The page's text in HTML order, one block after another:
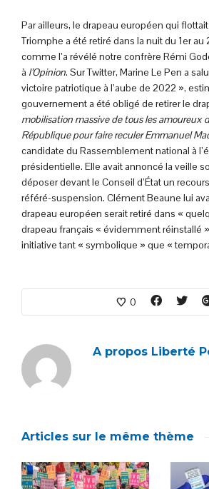
Par ailleurs, le drapeau européen qui flottait
Triomphe a été retiré dans la nuit du 1er au
comme l’a révélé notre confrère Rémi
à l’Opinion. Sur Twitter, Marine Le Pen a
victoire patriotique à l’aube de 2022 »,
gouvernement a été obligé de retirer le
mobilisation massive de tous les amoureux
République pour faire reculer Emmanuel
candidate du Rassemblement national à
présidentielle. Elle avait annoncé la veille
déposer devant le Conseil d’État un
référé-suspension. Clément Beaune lui
drapeau européen serait retiré dans «
drapeau français « évidemment réinstallé
initiative tant « symbolique » que «
0
A propos Liberté
Articles sur le même thème